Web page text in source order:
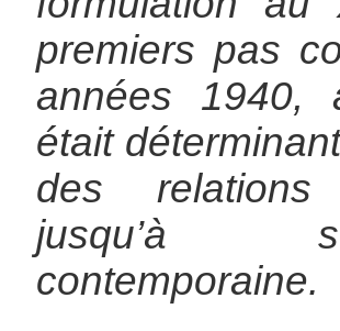
premiers pas
années 1940,
était
des relations
jusqu’à
contemporaine.